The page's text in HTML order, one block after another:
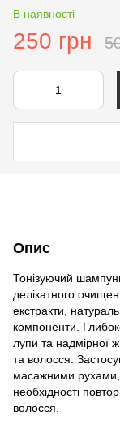
В наявності
250 грн
Опис
Тонізуючий
делікатного
екстракти,
компоненти.
лупи та надмірної
та волосся.
масажними рухами,
необхідності
волосся.